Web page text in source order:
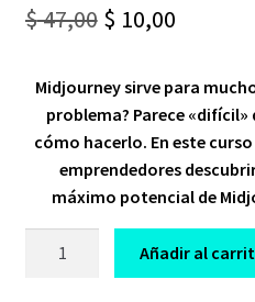
$47,00 Original
was:
$ 47,00.
$ 10,00Current
is:
$ 10,00.
Midjourney sirve para
problema? Parece «difícil»
cómo hacerlo. En este
emprendedores
máximo potencial de
Añadir al